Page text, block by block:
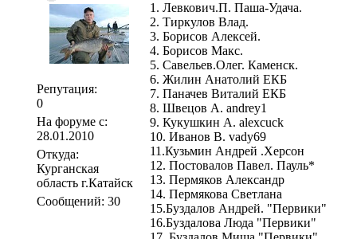
Репутация:
0
На форуме с:
28.01.2010
Откуда:
Курганская
область г.Катайск
Сообщений: 30
1. Левкович.П. Паша-Удача.
2. Тиркулов Влад.
3. Борисов Алексей.
4. Борисов Макс.
5. Савельев.Олег. Каменск.
6. Жилин Анатолий ЕКБ
7. Паначев Виталий ЕКБ
8. Швецов А. andrey1
9. Кукушкин А. alexcuck
10. Иванов В. vady69
11.Кузьмин Андрей .Херсон
12. Постовалов Павел. Пауль*
13. Пермяков Александр
14. Пермякова Светлана
15.Буздалов Андрей. "Первики"
16.Буздалова Люда "Первики"